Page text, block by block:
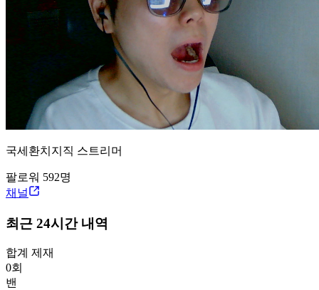
국세환치지직 스트리머
팔로워 592명
채널
최근 24시간 내역
합계 제재
0회
밴